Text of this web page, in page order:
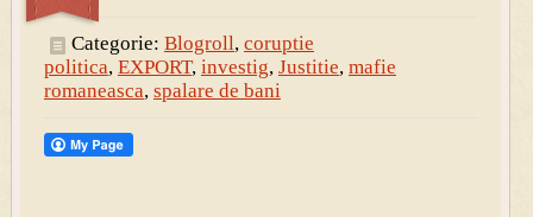
Categorie: Blogroll, coruptie
politica, EXPORT, investig, Justitie, mafie
romaneasca, spalare de bani